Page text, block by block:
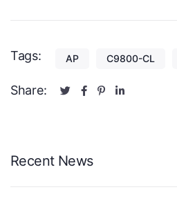
Tags: AP C9800-CL
Share:
Recent News